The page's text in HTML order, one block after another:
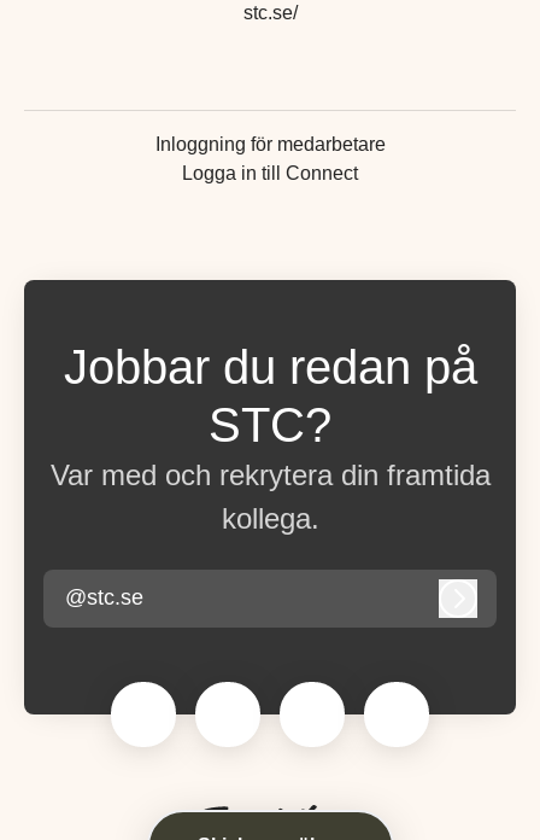
stc.se/
Inloggning för medarbetare
Logga in till Connect
Jobbar du redan på
STC?
Var med och rekrytera din framtida
kollega.
@stc.se